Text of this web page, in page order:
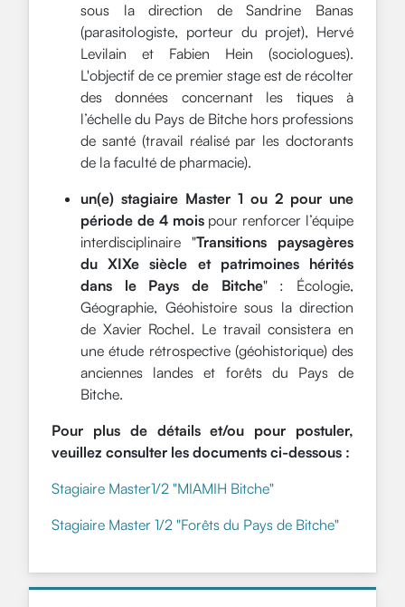
sous la direction de Sandrine Banas
(parasitologiste, porteur du projet), Hervé
Levilain et Fabien Hein (sociologues).
L'objectif de ce premier stage est de récolter
des données concernant les tiques à
l’échelle du Pays de Bitche hors professions
de santé (travail réalisé par les doctorants
de la faculté de pharmacie).
un(e) stagiaire Master 1 ou 2 pour une
période de 4 moispour renforcer l’équipe
interdisciplinaire "Transitions paysagères
du XIXe siècle et patrimoines hérités
dans le Pays de Bitche" : Écologie,
Géographie, Géohistoire sous la direction
de Xavier Rochel. Le travail consistera en
une étude rétrospective (géohistorique) des
anciennes landes et forêts du Pays de
Bitche.
Pour plus de détails et/ou pour postuler,
veuillez consulter les documents ci-dessous :
Stagiaire Master1/2 "MIAMIH Bitche"
Stagiaire Master 1/2 "Forêts du Pays de Bitche"